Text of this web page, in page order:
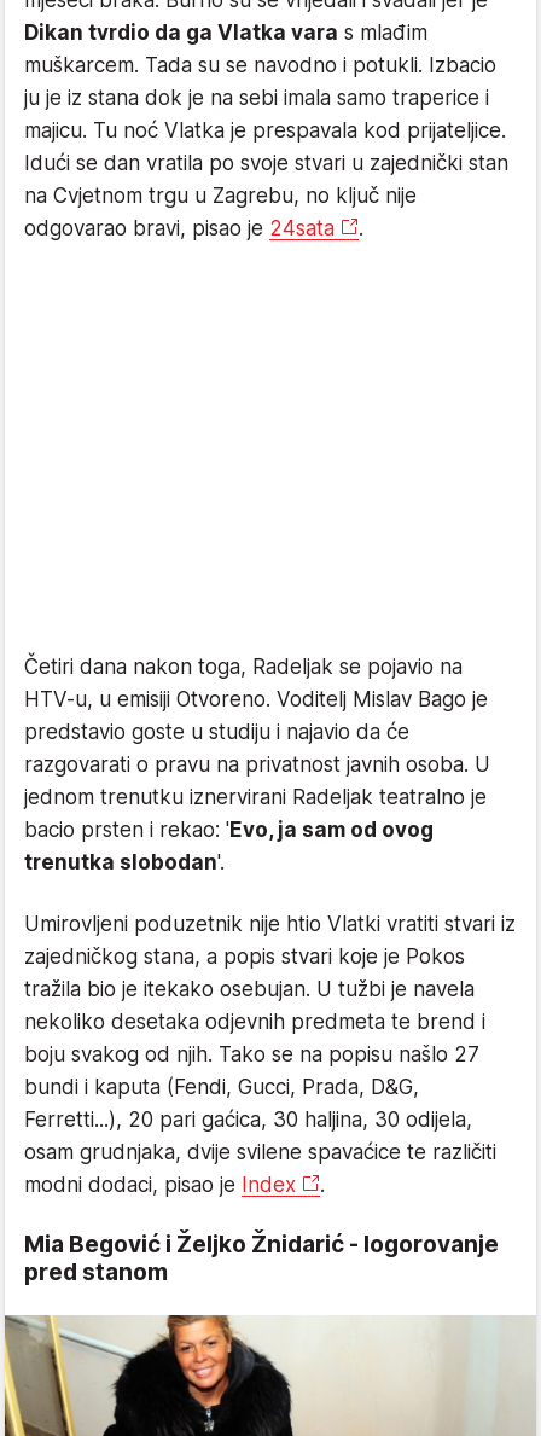
Dikan tvrdio da ga Vlatka vara s mlađim
muškarcem. Tada su se navodno i potukli. Izbacio
ju je iz stana dok je na sebi imala samo traperice i
majicu. Tu noć Vlatka je prespavala kod prijateljice.
Idući se dan vratila po svoje stvari u zajednički stan
na Cvjetnom trgu u Zagrebu, no ključ nije
odgovarao bravi, pisao je 24sata .
Četiri dana nakon toga, Radeljak se pojavio na
HTV-u, u emisiji Otvoreno. Voditelj Mislav Bago je
predstavio goste u studiju i najavio da će
razgovarati o pravu na privatnost javnih osoba. U
jednom trenutku iznervirani Radeljak teatralno je
bacio prsten i rekao: 'Evo, ja sam od ovog
trenutka slobodan'.
Umirovljeni poduzetnik nije htio Vlatki vratiti stvari iz
zajedničkog stana, a popis stvari koje je Pokos
tražila bio je itekako osebujan. U tužbi je navela
nekoliko desetaka odjevnih predmeta te brend i
boju svakog od njih. Tako se na popisu našlo 27
bundi i kaputa (Fendi, Gucci, Prada, D&G,
Ferretti...), 20 pari gaćica, 30 haljina, 30 odijela,
osam grudnjaka, dvije svilene spavaćice te različiti
modni dodaci, pisao je Index .
Mia Begović i Željko Žnidarić - logorovanje
pred stanom